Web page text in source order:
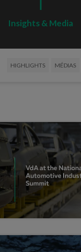
Insights & Media
HIGHLIGHTS MÉDIAS